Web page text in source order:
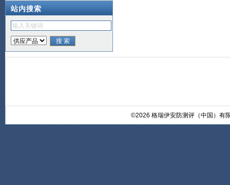
站内搜索
©2026 格瑞伊安防测评（中国）有